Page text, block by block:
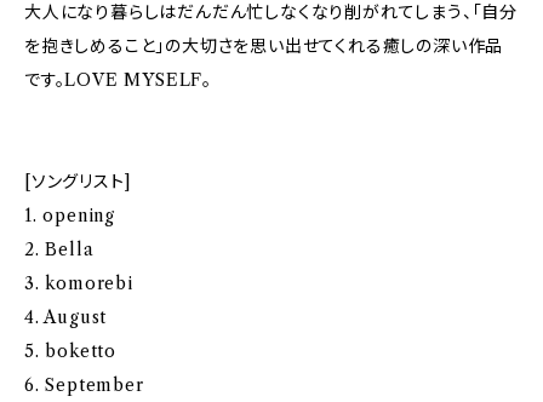
大人になり暮らしはだんだん忙しなくなり削がれてしまう、「自分
を抱きしめること」の大切さを思い出せてくれる癒しの深い作品
です。LOVE MYSELF。
[ソングリスト]
1. opening
2. Bella
3. komorebi
4. August
5. boketto
6. September